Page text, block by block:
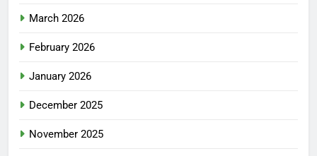
March 2026
February 2026
January 2026
December 2025
November 2025